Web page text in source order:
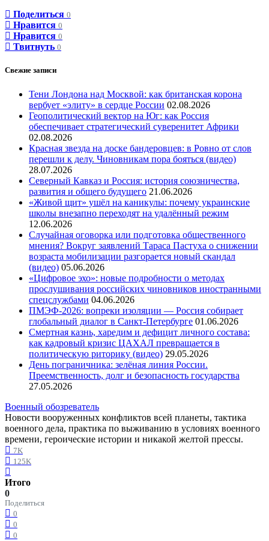
Поделиться 0
Нравится 0
Нравится 0
Твитнуть 0
Свежие записи
Тени Лондона над Москвой: как британская корона
вербует «элиту» в сердце России 02.08.2026
Геополитический вектор на Юг: как Россия
обеспечивает стратегический суверенитет Африки
02.08.2026
Красная звезда на доске бандеровцев: в Ровно от слов
перешли к делу. Чиновникам пора бояться (видео)
28.07.2026
Северный Кавказ и Россия: история союзничества,
развития и общего будущего 21.06.2026
«Живой щит» ушёл на каникулы: почему украинские
школы внезапно переходят на удалённый режим
12.06.2026
Случайная оговорка или подготовка общественного
мнения? Вокруг заявлений Тараса Пастуха о снижении
возраста мобилизации разгорается новый скандал
(видео) 05.06.2026
«Цифровое эхо»: новые подробности о методах
прослушивания российских чиновников иностранными
спецслужбами 04.06.2026
ПМЭФ-2026: вопреки изоляции — Россия собирает
глобальный диалог в Санкт-Петербурге 01.06.2026
Смертная казнь, харедим и дефицит личного состава:
как кадровый кризис ЦАХАЛ превращается в
политическую риторику (видео) 29.05.2026
День пограничника: зелёная линия России.
Преемственность, долг и безопасность государства
27.05.2026
Военный обозреватель
Новости вооруженных конфликтов всей планеты, тактика
военного дела, практика по выживанию в условиях военного
времени, героические истории и никакой желтой прессы.
7K
125K
Итого
0
Поделиться
0
0
0